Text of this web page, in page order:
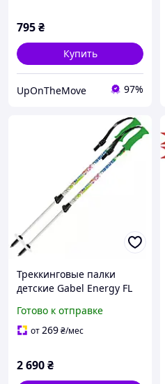
795₴
Купить
UpOnTheMove 97%
Треккинговые палки
детские Gabel Energy FL
алюминий ALU 7075 66
110 см для треккинга лыж
Готово к отправке
от269₴/мес
2 690₴